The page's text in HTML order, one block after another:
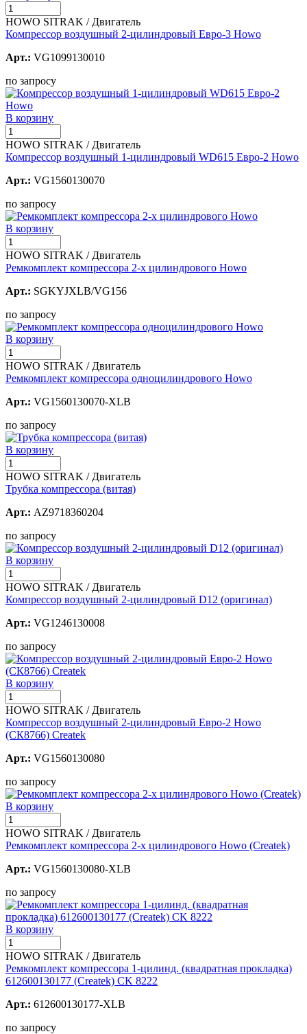
HOWO SITRAK / Двигатель
Компрессор воздушный 2-цилиндровый Евро-3 Howo
Арт.: VG1099130010
по запросу
В корзину
HOWO SITRAK / Двигатель
Компрессор воздушный 1-цилиндровый WD615 Евро-2 Howo
Арт.: VG1560130070
по запросу
В корзину
HOWO SITRAK / Двигатель
Ремкомплект компрессора 2-х цилиндрового Howo
Арт.: SGKYJXLB/VG156
по запросу
В корзину
HOWO SITRAK / Двигатель
Ремкомплект компрессора одноцилиндрового Howo
Арт.: VG1560130070-XLB
по запросу
В корзину
HOWO SITRAK / Двигатель
Трубка компрессора (витая)
Арт.: AZ9718360204
по запросу
В корзину
HOWO SITRAK / Двигатель
Компрессор воздушный 2-цилиндровый D12 (оригинал)
Арт.: VG1246130008
по запросу
В корзину
HOWO SITRAK / Двигатель
Компрессор воздушный 2-цилиндровый Евро-2 Howo
(СК8766) Createk
Арт.: VG1560130080
по запросу
В корзину
HOWO SITRAK / Двигатель
Ремкомплект компрессора 2-х цилиндрового Howo (Createk)
Арт.: VG1560130080-XLB
по запросу
В корзину
HOWO SITRAK / Двигатель
Ремкомплект компрессора 1-цилинд. (квадратная прокладка)
612600130177 (Createk) CK 8222
Арт.: 612600130177-XLB
по запросу